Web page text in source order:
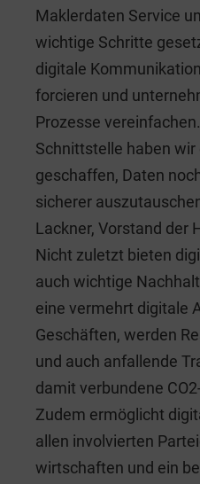
Maklerdaten Service
wichtige Schritte
digitale
forcieren und
Prozesse
Schnittstelle haben
geschaffen, Daten
sicherer
Lackner, Vorstand der
Nicht zuletzt bieten
auch wichtige
eine vermehrt digitale
Geschäften, werden
und auch anfallende
damit verbundene
Zudem ermöglicht
allen involvierten
wirtschaften und ein